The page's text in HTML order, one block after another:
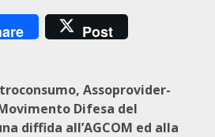
Post
Assoprovider-
Difesa del
diffida all’AGCOM ed alla